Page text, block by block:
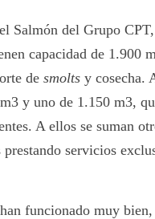
Salmón del Grupo
capacidad de 1.900
desmolts y cosecha.
3 y uno de 1.150 m3,
A ellos se suman
servicios
funcionado muy bien,